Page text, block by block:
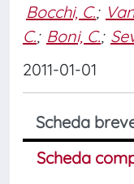
Bocchi, C.;
C.; Boni, C.;
2011-01-01
Scheda
Scheda